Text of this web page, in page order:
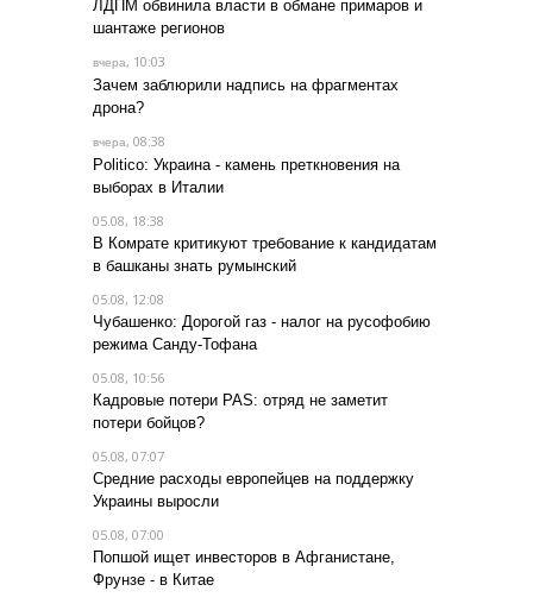
ЛДПМ обвинила власти в обмане примаров и
шантаже регионов
вчера, 10:03
Зачем заблюрили надпись на фрагментах
дрона?
вчера, 08:38
Politico: Украина - камень преткновения на
выборах в Италии
05.08, 18:38
В Комрате критикуют требование к кандидатам
в башканы знать румынский
05.08, 12:08
Чубашенко: Дорогой газ - налог на русофобию
режима Санду-Тофана
05.08, 10:56
Кадровые потери PAS: отряд не заметит
потери бойцов?
05.08, 07:07
Средние расходы европейцев на поддержку
Украины выросли
05.08, 07:00
Попшой ищет инвесторов в Афганистане,
Фрунзе - в Китае